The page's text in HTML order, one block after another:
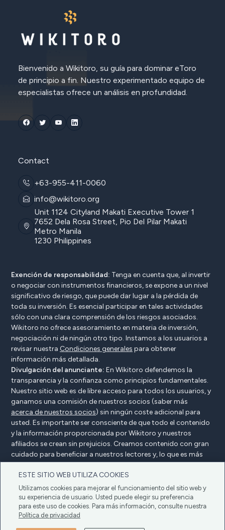
ESTE SITIO WEB UTILIZA COOKIES
Utilizamos cookies para mejorar el funcionamiento del sitio web y
su experiencia de usuario. Usted puede elegir su preferencia
para este uso de cookies. Para más información, consulte nuestra
Política de privacidad
Bienvenido a Wikitoro, su guía para dominar eToro
de principio a fin. Nuestro experimentado equipo de
especialistas ofrece un análisis en profundidad.
Contact
+63-955-411-0060
info@wikitoro.org
Unit 1124 Cityland Makati Executive Tower 1
7652 Dela Rosa Street, Pio Del Pilar Makati
Metro Manila
1230 Philippines
Exención de responsabilidad: Tenga en cuenta que, al invertir
o negociar con instrumentos financieros, se expone a un nivel
significativo de riesgo, que puede dar lugar a la pérdida de
toda su inversión. Es esencial participar en tales actividades
sólo con una clara comprensión de los riesgos asociados.
Wikitoro no ofrece asesoramiento en materia de inversión,
negociación ni de ningún otro tipo. Instamos a los usuarios a
revisar nuestra Condiciones generales para obtener
información más detallada.
Divulgación del anunciante: En Wikitoro defendemos la
transparencia y la confianza como principios fundamentales.
Nuestro sitio web es de libre acceso para todos los usuarios, y
ganamos una comisión de nuestros socios (saber más
acerca de nuestros socios) sin ningún coste adicional para
usted. Es importante ser consciente de que todo el contenido
y la información proporcionada por Wikitoro y nuestros
afiliados se crean sin prejuicios. Creamos contenido con gran
cuidado para beneficiar a nuestros lectores y, lo que es más
importante, no está influenciado por ningún acuerdo de
compensación con nuestros socios.
Declaración del anunciante